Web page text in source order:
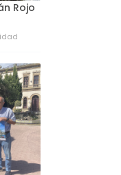
Rojo